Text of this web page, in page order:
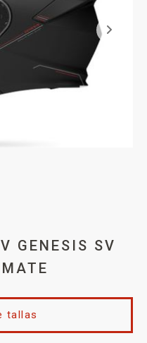
GENESIS SV
tallas